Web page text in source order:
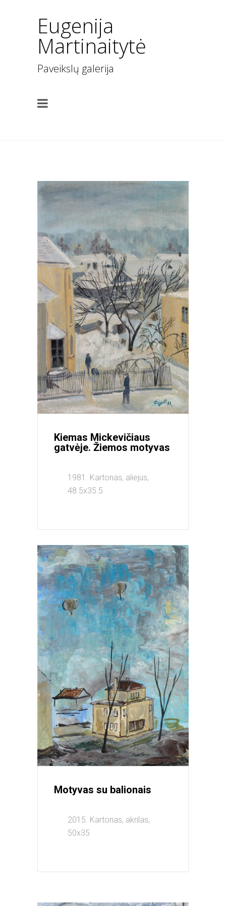
Eugenija
Martinaitytė
Paveikslų galerija
Kiemas Mickevičiaus
gatvėje. Žiemos motyvas
1981. Kartonas, aliejus,
48.5x35.5
Motyvas su balionais
2015. Kartonas, akrilas,
50x35